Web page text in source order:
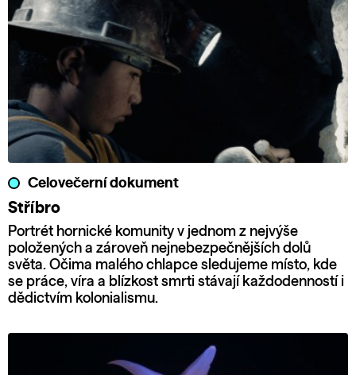
Celovečerní dokument
Stříbro
Portrét hornické komunity v jednom z nejvýše
položených a zároveň nejnebezpečnějších dolů
světa. Očima malého chlapce sledujeme místo, kde
se práce, víra a blízkost smrti stávají každodenností i
dědictvím kolonialismu.